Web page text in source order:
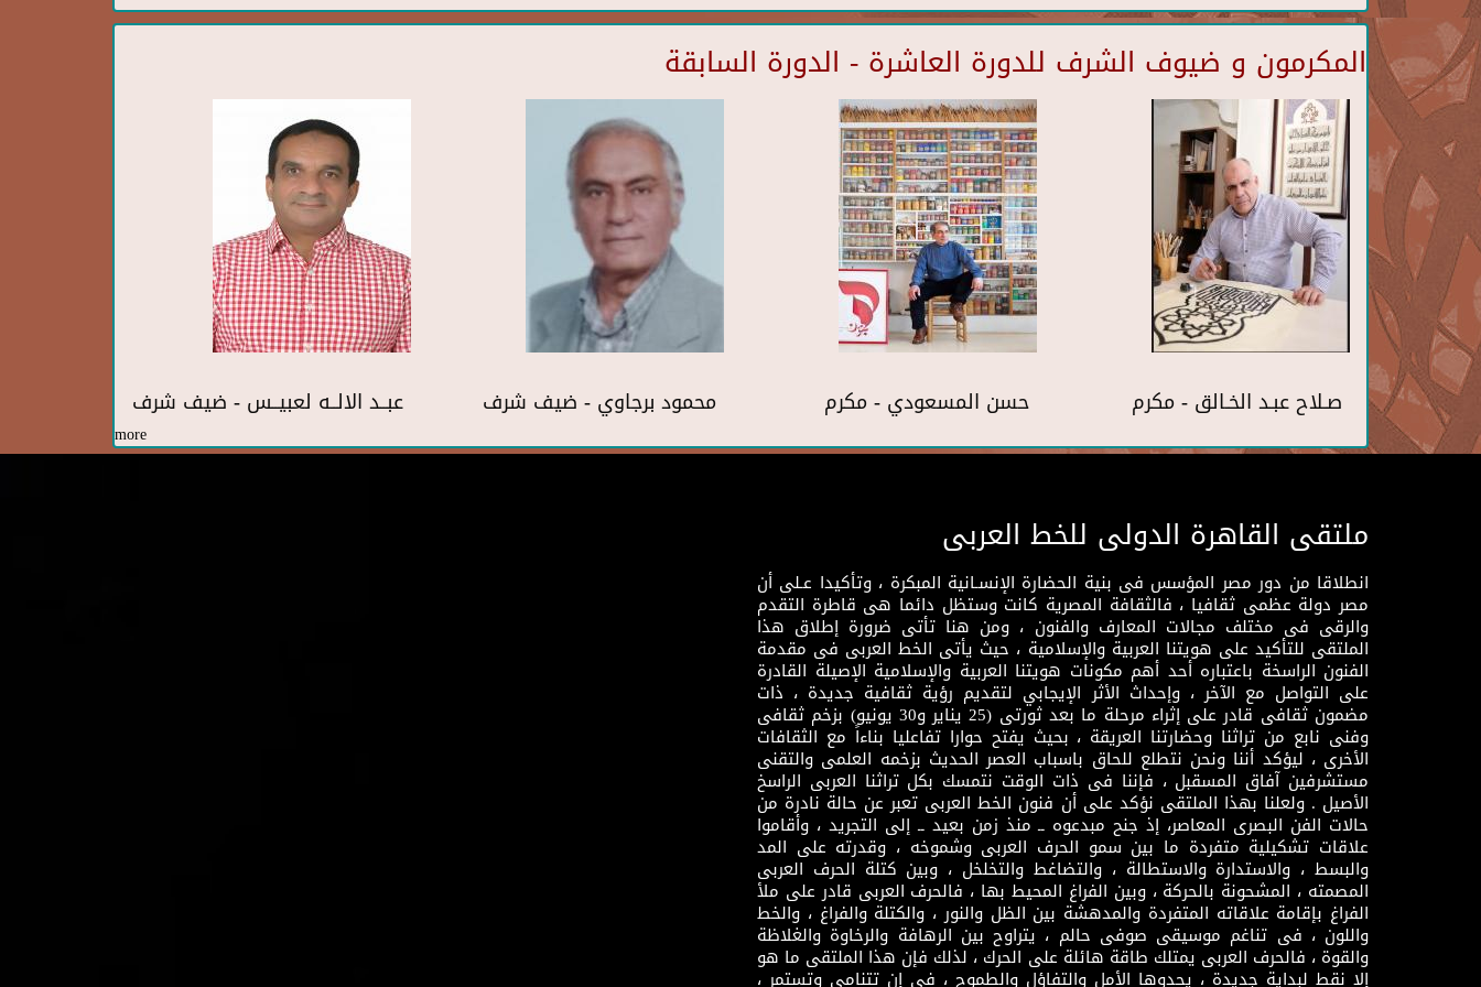
المكرمون و ضيوف الشرف للدورة العاشرة - الدورة السابقة
عبــد الالــه لعبيــس - ضيف شرف محمود برجاوي - ضيف شرف حسن المسعودي - مكرم صـلاح عبـد الخـالق - مكرم
more
ملتقى القاهرة الدولى للخط العربى
انطلاقا من دور مصر المؤسس فى بنية الحضارة الإنسـانية المبكرة ، وتأكيدا عـلى أن
مصر دولة عظمى ثقافيا ، فالثقافة المصرية كانت وستظل دائما هى قاطرة التقدم
والرقى فى مختلف مجالات المعارف والفنون ، ومن هنا تأتى ضرورة إطلاق هذا
الملتقى للتأكيد على هويتنا العربية والإسلامية ، حيث يأتى الخط العربى فى مقدمة
الفنون الراسخة باعتباره أحد أهم مكونات هويتنا العربية والإسلامية الإصيلة القادرة
على التواصل مع الآخر ، وإحداث الأثر الإيجابي لتقديم رؤية ثقافية جديدة ، ذات
مضمون ثقافى قادر على إثراء مرحلة ما بعد ثورتى (25 يناير و30 يونيو) بزخم ثقافى
وفنى نابع من تراثنا وحضارتنا العريقة ، بحيث يفتح حوارا تفاعليا بناءاً مع الثقافات
الأخرى ، ليؤكد أننا ونحن نتطلع للحاق باسباب العصر الحديث بزخمه العلمى والتقنى
مستشرفين آفاق المسقبل ، فإننا فى ذات الوقت نتمسك بكل تراثنا العربى الراسخ
الأصيل . ولعلنا بهذا الملتقى نؤكد على أن فنون الخط العربى تعبر عن حالة نادرة من
حالات الفن البصرى المعاصر، إذ جنح مبدعوه ــ منذ زمن بعيد ــ إلى التجريد ، وأقاموا
علاقات تشكيلية متفردة ما بين سمو الحرف العربى وشموخه ، وقدرته على المد
والبسط ، والاستدارة والاستطالة ، والتضاغط والتخلخل ، وبين كتلة الحرف العربى
المصمته ، المشحونة بالحركة ، وبين الفراغ المحيط بها ، فالحرف العربى قادر على ملأ
الفراغ بإقامة علاقاته المتفردة والمدهشة بين الظل والنور ، والكتلة والفراغ ، والخط
واللون ، فى تناغم موسيقى صوفى حالم ، يتراوح بين الرهافة والرخاوة والغلاظة
والقوة ، فالحرف العربى يمتلك طاقة هائلة على الحرك ، لذلك فإن هذا الملتقى ما هو
إلا نقط لبداية جديدة ، يحدوها الأمل والتفاؤل والطموح ، فى إن تتنامى وتستمر ،